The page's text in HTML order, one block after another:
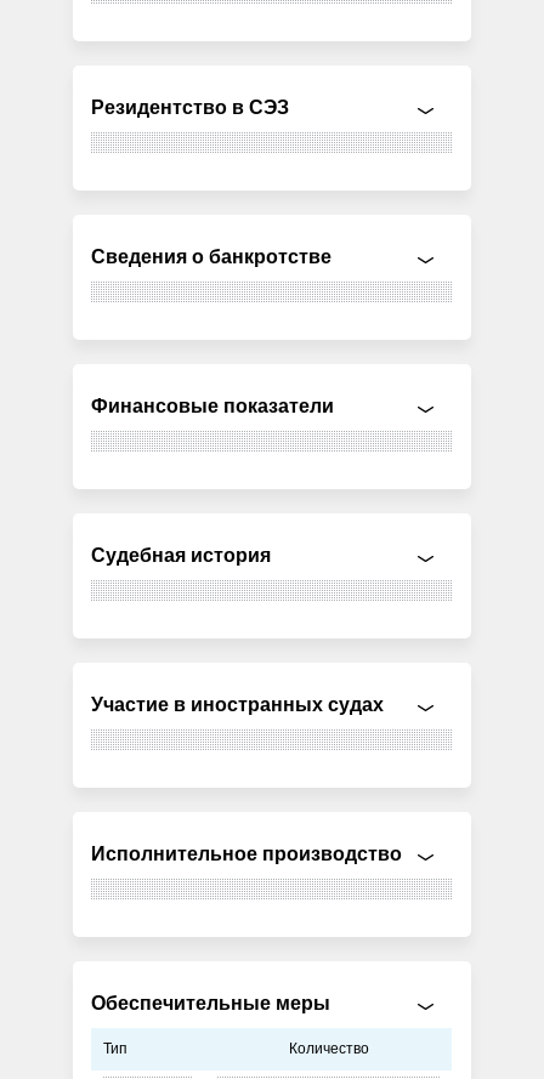
Резидентство в СЭЗ
Сведения о банкротстве
Финансовые показатели
Судебная история
Участие в иностранных судах
Исполнительное производство
Обеспечительные меры
Тип Количество